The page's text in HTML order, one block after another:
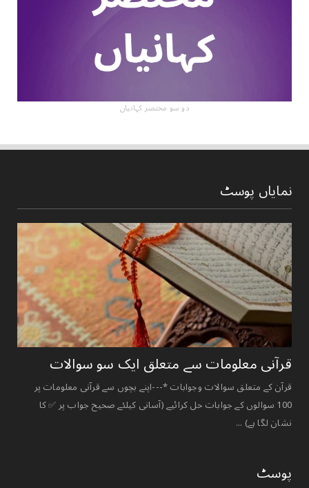
دو سو مختصر کہانیاں
نمایاں پوسٹ
قرآنی ‏معلومات ‏سے ‏متعلق ‏ایک ‏سو ‏سوالات ‏
قرآن کے متعلق سوالات وجوابات *---اپنے بچوں سے قرآنی معلومات پر
100 سوالوں کے جوابات حل کرائیے (آسانی کیلئے صحیح جواب پر ✅ کا
نشان لگا ہے) ...
پوسٹ